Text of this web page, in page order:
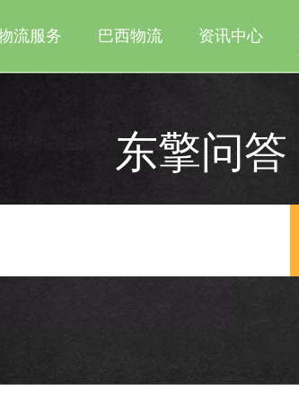
流服务 巴西物流 资讯中心
东擎问答